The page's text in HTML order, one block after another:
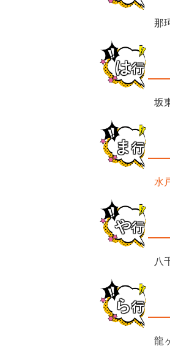
那
は行
坂
ま行
水
や行
八
ら行
龍